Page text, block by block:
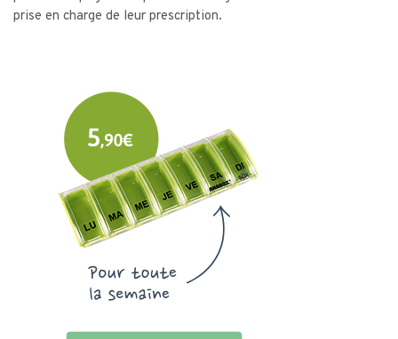
prise en charge de leur prescription.